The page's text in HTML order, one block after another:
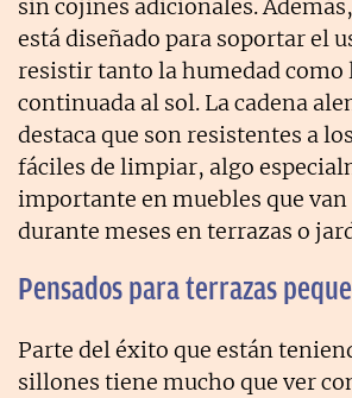
sin cojines adicionales.
está diseñado para soportar el
resistir tanto la humedad como
continuada al sol. La cadena
destaca que son resistentes a
fáciles de limpiar, algo
importante en muebles que
durante meses en terrazas o
Pensados para terrazas
Parte del éxito que están
sillones tiene mucho que ver